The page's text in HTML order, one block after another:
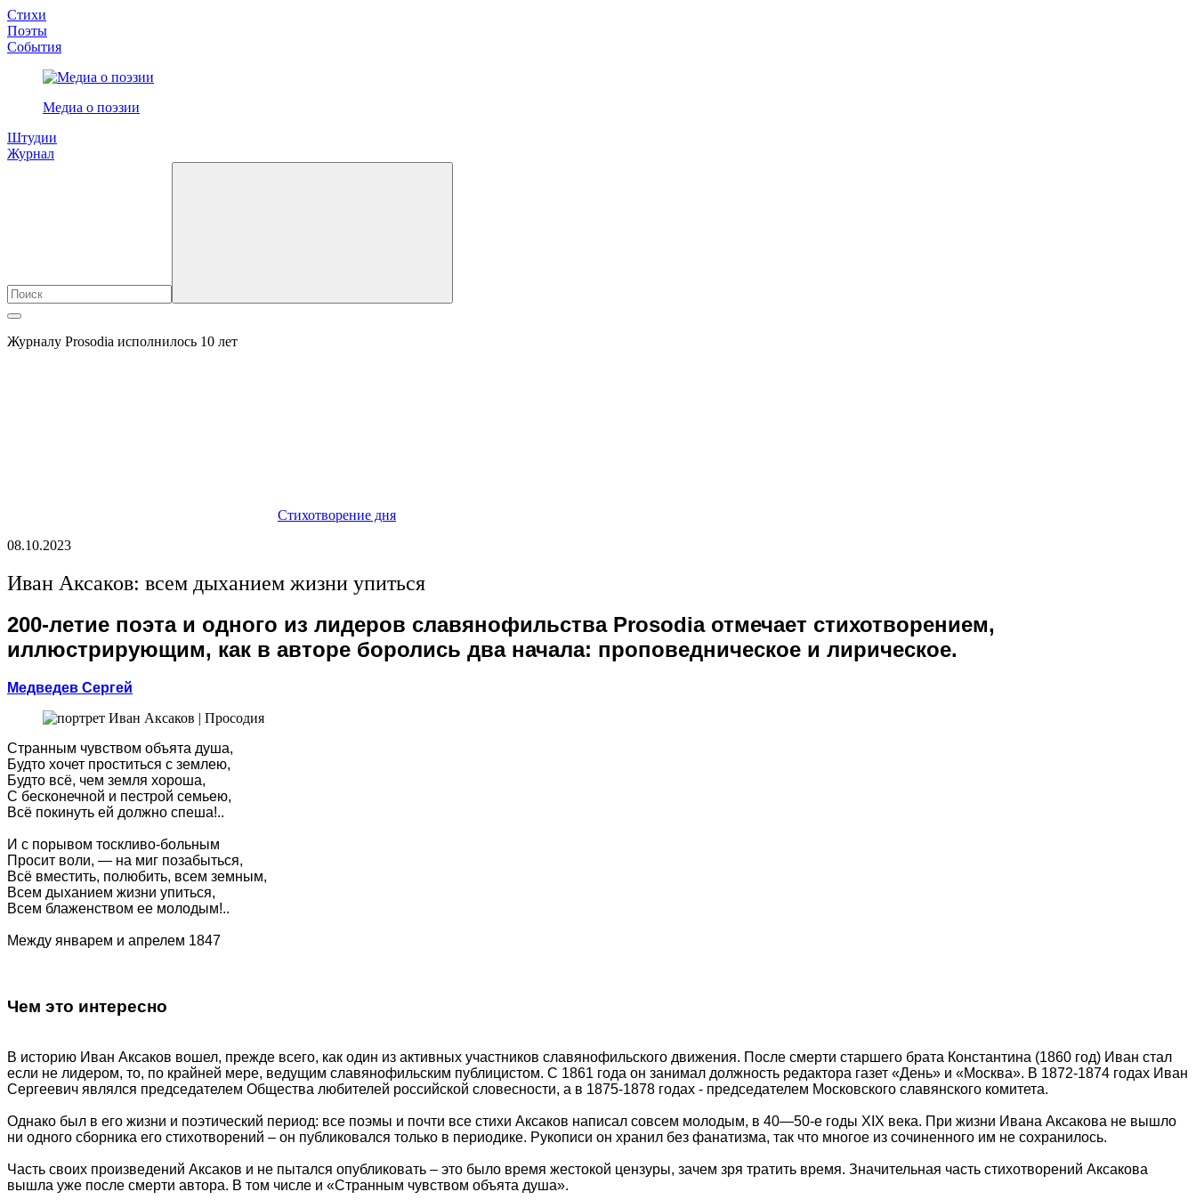
Стихи
Поэты
События
Медиа о поэзии
Штудии
Журнал
Журналу Prosodia исполнилось 10 лет
Стихотворение дня
08.10.2023
Иван Аксаков: всем дыханием жизни упиться
200-летие поэта и одного из лидеров славянофильства Prosodia отмечает стихотворением,
иллюстрирующим, как в авторе боролись два начала: проповедническое и лирическое.
Медведев Сергей
Странным чувством объята душа,
Будто хочет проститься с землею,
Будто всё, чем земля хороша,
С бесконечной и пестрой семьею,
Всё покинуть ей должно спеша!..
И с порывом тоскливо-больным
Просит воли, — на миг позабыться,
Всё вместить, полюбить, всем земным,
Всем дыханием жизни упиться,
Всем блаженством ее молодым!..
Между январем и апрелем 1847
Чем это интересно
В историю Иван Аксаков вошел, прежде всего, как один из активных участников славянофильского движения. После смерти старшего брата Константина (1860 год) Иван стал
если не лидером, то, по крайней мере, ведущим славянофильским публицистом. С 1861 года он занимал должность редактора газет «День» и «Москва». В 1872-1874 годах Иван
Сергеевич являлся председателем Общества любителей российской словесности, а в 1875-1878 годах - председателем Московского славянского комитета.
Однако был в его жизни и поэтический период: все поэмы и почти все стихи Аксаков написал совсем молодым, в 40—50-е годы XIX века. При жизни Ивана Аксакова не вышло
ни одного сборника его стихотворений – он публиковался только в периодике. Рукописи он хранил без фанатизма, так что многое из сочиненного им не сохранилось.
Часть своих произведений Аксаков и не пытался опубликовать – это было время жестокой цензуры, зачем зря тратить время. Значительная часть стихотворений Аксакова
вышла уже после смерти автора. В том числе и «Странным чувством объята душа».